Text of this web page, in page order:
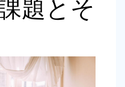
題とそ